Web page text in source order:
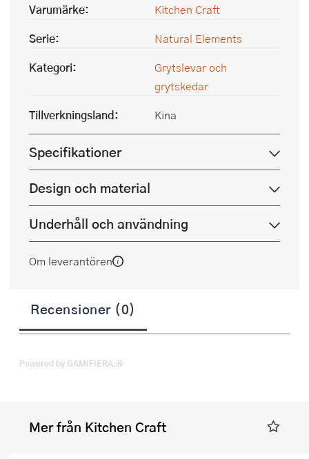
Varumärke:
Kitchen Craft
Serie:
Natural Elements
Kategori:
Grytslevar och
grytskedar
Tillverkningsland:
Kina
Specifikationer
Design och material
Underhåll och användning
Om leverantören
Recensioner (0)
Powered by GAMIFIERA.®
Mer från Kitchen Craft